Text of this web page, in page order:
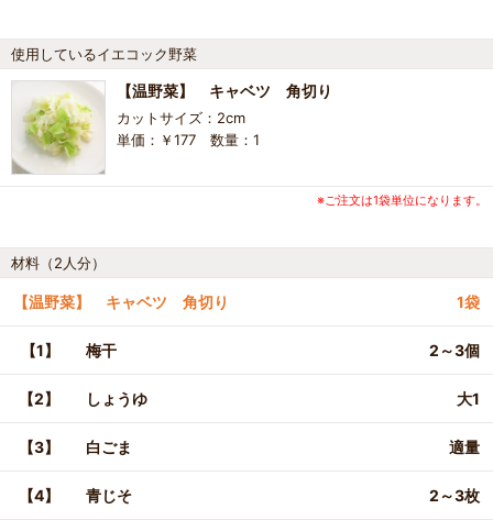
使用しているイエコック野菜
【温野菜】 キャベツ 角切り
カットサイズ：2cm
単価：￥177 数量：1
※ご注文は1袋単位になります。
材料（2人分）
【温野菜】 キャベツ 角切り 1袋
【1】 梅干 2～3個
【2】 しょうゆ 大1
【3】 白ごま 適量
【4】 青じそ 2～3枚